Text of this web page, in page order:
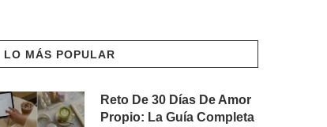
LO MÁS POPULAR
Reto De 30 Días De Amor
Propio: La Guía Completa